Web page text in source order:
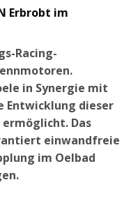
Erbrobt im
Racing-
in Synergie mit
Entwicklung dieser
Das
einwandfreie
im Oelbad